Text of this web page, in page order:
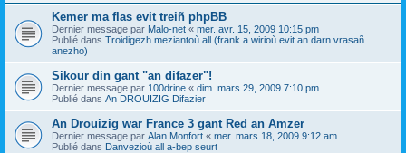
Kemer ma flas evit treiñ phpBB
Dernier message par Malo-net « mer. avr. 15, 2009 10:15 pm
Publié dans Troidigezh meziantoù all (frank a wirioù evit an darn vrasañ
anezho)
Sikour din gant "an difazer"!
Dernier message par 100drine « dim. mars 29, 2009 7:10 pm
Publié dans An DROUIZIG Difazier
An Drouizig war France 3 gant Red an Amzer
Dernier message par Alan Monfort « mer. mars 18, 2009 9:12 am
Publié dans Danvezioù all a-bep seurt